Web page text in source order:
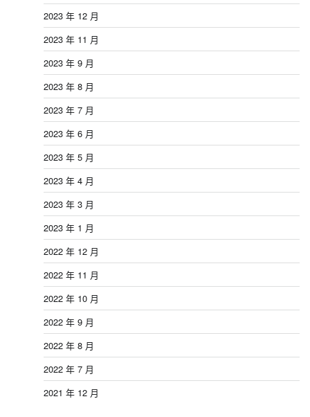
2023 年 12 月
2023 年 11 月
2023 年 9 月
2023 年 8 月
2023 年 7 月
2023 年 6 月
2023 年 5 月
2023 年 4 月
2023 年 3 月
2023 年 1 月
2022 年 12 月
2022 年 11 月
2022 年 10 月
2022 年 9 月
2022 年 8 月
2022 年 7 月
2021 年 12 月